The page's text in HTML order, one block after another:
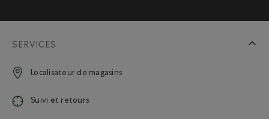
SERVICES
Localisateur de magasins
Suivi et retours